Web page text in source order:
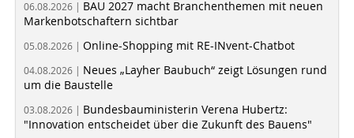
06.08.2026 | BAU 2027 macht Branchenthemen mit neuen
Markenbotschaftern sichtbar
05.08.2026 | Online-Shopping mit RE-INvent-Chatbot
04.08.2026 | Neues „Layher Baubuch“ zeigt Lösungen rund
um die Baustelle
03.08.2026 | Bundesbauministerin Verena Hubertz:
"Innovation entscheidet über die Zukunft des Bauens"